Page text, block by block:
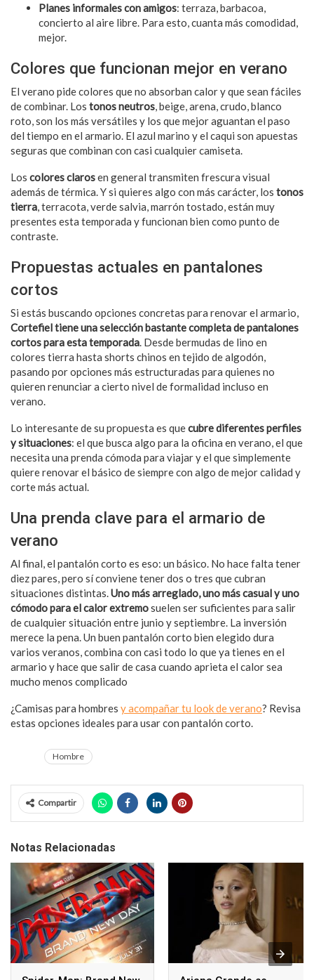
Planes informales con amigos: terraza, barbacoa,
concierto al aire libre. Para esto, cuanta más comodidad,
mejor.
Colores que funcionan mejor en verano
El verano pide colores que no absorban calor y que sean fáciles
de combinar. Los tonos neutros, beige, arena, crudo, blanco
roto, son los más versátiles y los que mejor aguantan el paso
del tiempo en el armario. El azul marino y el caqui son apuestas
seguras que combinan con casi cualquier camiseta.
Los colores clarosen general transmiten frescura visual
además de térmica. Y si quieres algo con más carácter, los tonos
tierra, terracota, verde salvia, marrón tostado, están muy
presentes esta temporada y funcionan bien como punto de
contraste.
Propuestas actuales en pantalones
cortos
Si estás buscando opciones concretas para renovar el armario,
Cortefiel tiene una selección bastante completa de pantalones
cortos para esta temporada. Desde bermudas de lino en
colores tierra hasta shorts chinos en tejido de algodón,
pasando por opciones más estructuradas para quienes no
quieren renunciar a cierto nivel de formalidad incluso en
verano.
Lo interesante de su propuesta es quecubre diferentes perfiles
y situaciones: el que busca algo para la oficina en verano, el que
necesita una prenda cómoda para viajar y el que simplemente
quiere renovar el básico de siempre con algo de mejor calidad y
corte más actual.
Una prenda clave para el armario de
verano
Al final, el pantalón corto es eso: un básico. No hace falta tener
diez pares, pero sí conviene tener dos o tres que cubran
situaciones distintas.Uno más arreglado, uno más casual y uno
cómodo para el calor extremosuelen ser suficientes para salir
de cualquier situación entre junio y septiembre. La inversión
merece la pena. Un buen pantalón corto bien elegido dura
varios veranos, combina con casi todo lo que ya tienes en el
armario y hace que salir de casa cuando aprieta el calor sea
mucho menos complicado
¿Camisas para hombres y acompañar tu look de verano? Revisa
estas opciones ideales para usar con pantalón corto.
Hombre
Compartir
Notas Relacionadas